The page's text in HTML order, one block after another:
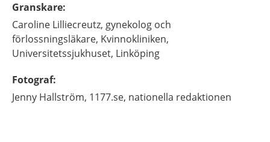
Granskare:
Caroline Lilliecreutz, gynekolog och
förlossningsläkare, Kvinnokliniken,
Universitetssjukhuset, Linköping
Fotograf:
Jenny Hallström, 1177.se, nationella redaktionen